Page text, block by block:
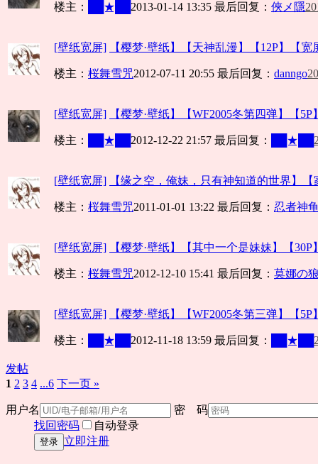
楼主： ██★██ 2013-01-14 13:35 最后回复： 俠メ隱
[壁纸宽屏] 【樱梦·壁纸】【天神乱漫】【12P】【
楼主： 桜舞雪咒2012-07-11 20:55 最后回复： danngo
[壁纸宽屏] 【樱梦·壁纸】【WF2005冬第四弹】【5P
楼主： ██★██ 2012-12-22 21:57 最后回复： ██★██
[壁纸宽屏] 【缘之空，俺妹，只有神知道的世界】
楼主： 桜舞雪咒2011-01-01 13:22 最后回复： 忍者神
[壁纸宽屏] 【樱梦·壁纸】【其中一个是妹妹】【
楼主： 桜舞雪咒2012-12-10 15:41 最后回复： 莫娜の
[壁纸宽屏] 【樱梦·壁纸】【WF2005冬第三弹】【5P
楼主： ██★██ 2012-11-18 13:59 最后回复： ██★██
发帖
1 2 3 4 ...6 下一页 »
用户名
密 码
找回密码
自动登录
登录 立即注册